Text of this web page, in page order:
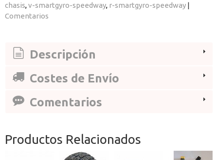
chasis v-smartgyro-speedway r-smartgyro-speedway |
Comentarios
Descripción
Costes de Envío
Comentarios
Productos Relacionados